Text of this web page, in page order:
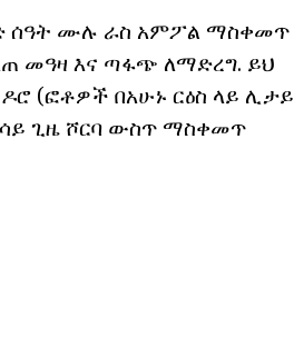
ሰዓት ሙሉ ራስ አምፖል ማስቀመጥ
መዓዛ እና ጣፋጭ ለማድረግ. ይህ
(ፎቶዎች በአሁኑ ርዕስ ላይ ሊታይ
ጊዜ ሾርባ ውስጥ ማስቀመጥ